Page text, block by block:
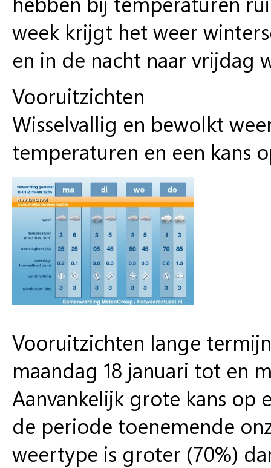
week krijgt het weer
en in de nacht naar vrijdag
Vooruitzichten
Wisselvallig en bewolkt
temperaturen en een kans
Vooruitzichten lange termijn
maandag 18 januari tot en
Aanvankelijk grote kans op
de periode toenemende
weertype is groter (70%)